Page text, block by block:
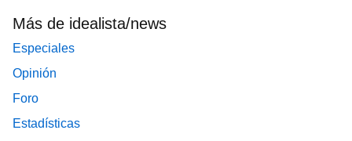
Más de idealista/news
Especiales
Opinión
Foro
Estadísticas